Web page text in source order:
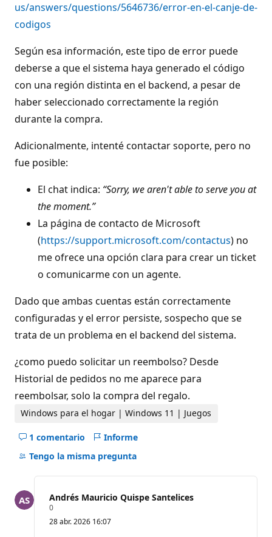
us/answers/questions/5646736/error-en-el-canje-de-
codigos
Según esa información, este tipo de error puede
deberse a que el sistema haya generado el código
con una región distinta en el backend, a pesar de
haber seleccionado correctamente la región
durante la compra.
Adicionalmente, intenté contactar soporte, pero no
fue posible:
El chat indica: “Sorry, we aren't able to serve you at
the moment.”
La página de contacto de Microsoft
(https://support.microsoft.com/contactus) no
me ofrece una opción clara para crear un ticket
o comunicarme con un agente.
Dado que ambas cuentas están correctamente
configuradas y el error persiste, sospecho que se
trata de un problema en el backend del sistema.
¿como puedo solicitar un reembolso? Desde
Historial de pedidos no me aparece para
reembolsar, solo la compra del regalo.
Windows para el hogar | Windows 11 | Juegos
1 comentario
Ocultar
los
este
pregunta
Informe
Tengo la misma pregunta
Andrés Mauricio Quispe Santelices
0P
n
28 abr. 2026 16:07